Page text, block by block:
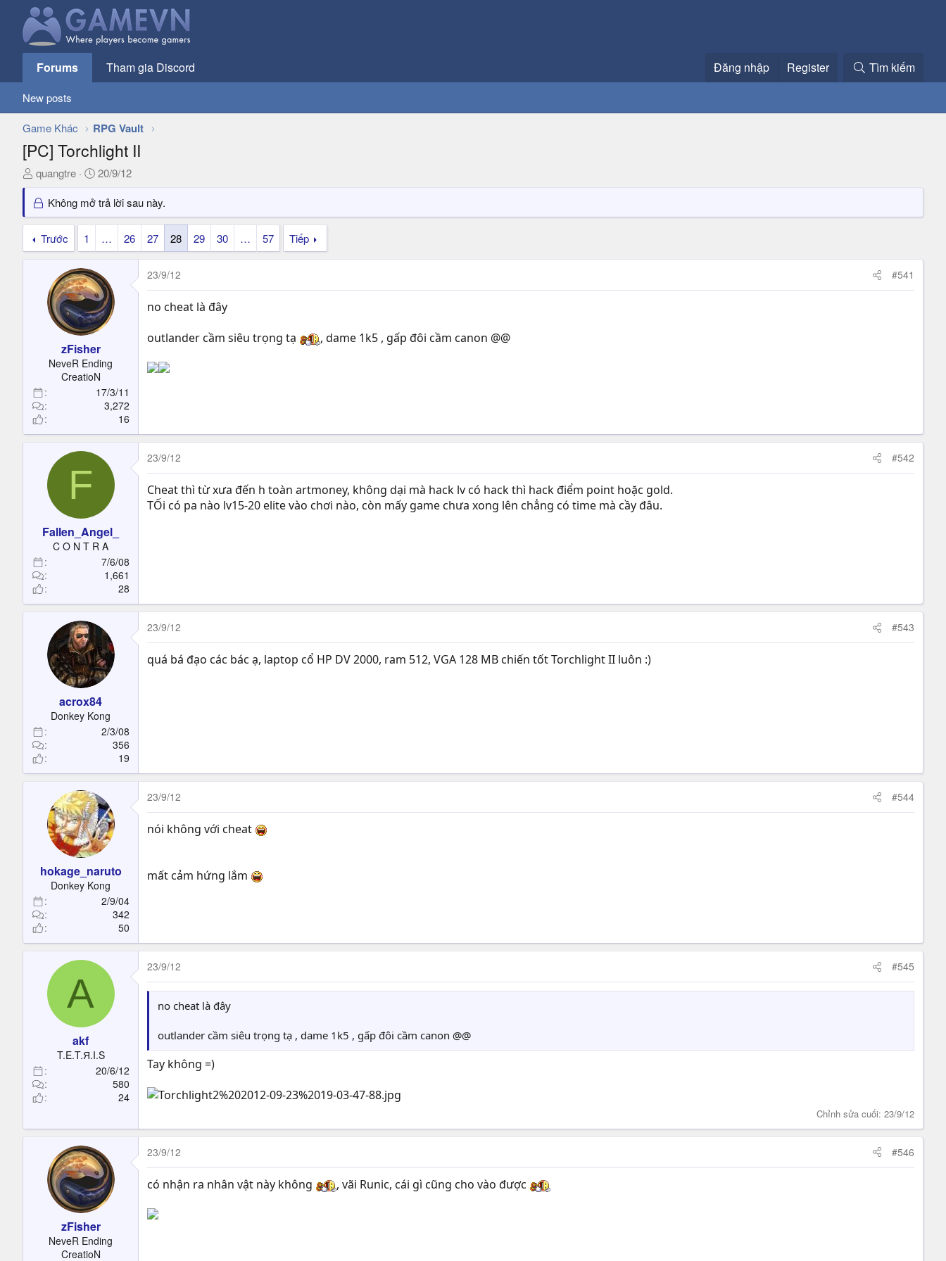
Forums Tham gia Discord Đăng nhập Register Tìm kiếm
New posts
Game Khác RPG Vault
[PC] Torchlight II
T
r
e
quangtre
N
à
y
ử
20/9/12
Không mở trả lời sau này.
Trước 1 … 26 27 28 29 30 … 57 Tiếp
zFisher
NeveR Ending
CreatioN
17/3/11
3,272
16
23/9/12 #541
no cheat là đây
outlander cầm siêu trọng tạ
, dame 1k5 , gấp đôi cầm canon @@
F
Fallen_Angel_
C O N T R A
7/6/08
1,661
28
23/9/12 #542
Cheat thì từ xưa đến h toàn artmoney, không dại mà hack lv có hack thì hack điểm point hoặc gold.
TỐi có pa nào lv15-20 elite vào chơi nào, còn mấy game chưa xong lên chẳng có time mà cầy đâu.
acrox84
Donkey Kong
2/3/08
356
19
23/9/12 #543
quá bá đạo các bác ạ, laptop cổ HP DV 2000, ram 512, VGA 128 MB chiến tốt Torchlight II luôn :)
hokage_naruto
Donkey Kong
2/9/04
342
50
23/9/12 #544
nói không với cheat
mất cảm hứng lắm
A
akf
T.E.T.Я.I.S
20/6/12
580
24
23/9/12 #545
no cheat là đây
outlander cầm siêu trọng tạ , dame 1k5 , gấp đôi cầm canon @@
Tay không =)
Chỉnh sửa cuối: 23/9/12
zFisher
NeveR Ending
CreatioN
23/9/12 #546
có nhận ra nhân vật này không , vãi Runic, cái gì cũng cho vào được